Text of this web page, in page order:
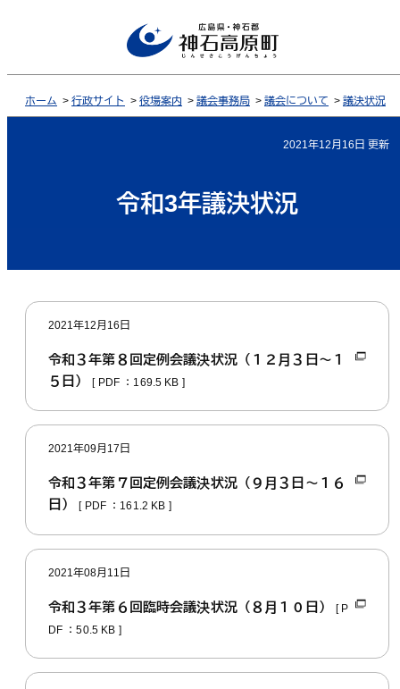
ホーム > 行政サイト > 役場案内 > 議会事務局 > 議会について > 議決状況
2021年12月16日 更新
令和3年議決状況
2021年12月16日
令和３年第８回定例会議決状況（１２月３日～１
５日）[ PDF ：169.5 KB ]
2021年09月17日
令和３年第７回定例会議決状況（９月３日～１６
日）[ PDF ：161.2 KB ]
2021年08月11日
令和３年第６回臨時会議決状況（８月１０日）[ P
DF ：50.5 KB ]